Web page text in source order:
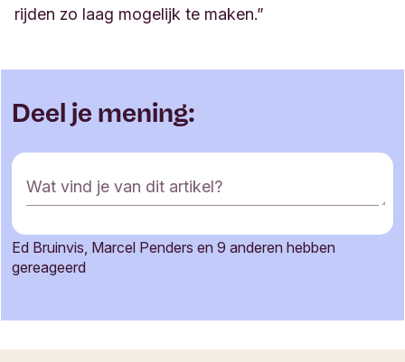
rijden zo laag mogelijk te maken.”
Deel je mening:
R
e
c
t
f
Wat vind je van dit artikel?
Je naam
Jouw e-mailadres
Ed Bruinvis, Marcel Penders en 9 anderen hebben
gereageerd